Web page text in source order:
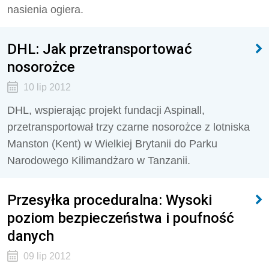
nasienia ogiera.
DHL: Jak przetransportować
nosorożce
10 lip 2012
DHL, wspierając projekt fundacji Aspinall,
przetransportował trzy czarne nosorożce z lotniska
Manston (Kent) w Wielkiej Brytanii do Parku
Narodowego Kilimandżaro w Tanzanii.
Przesyłka proceduralna: Wysoki
poziom bezpieczeństwa i poufność
danych
09 lip 2012